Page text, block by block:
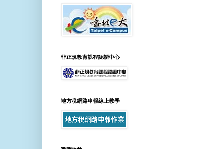
非正規教育課程認證中心
地方稅網路申報線上教學